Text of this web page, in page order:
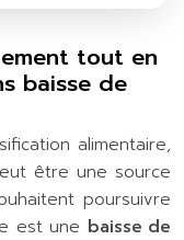
tout en
baisse de
alimentaire,
être une source
poursuivre
est une baisse de